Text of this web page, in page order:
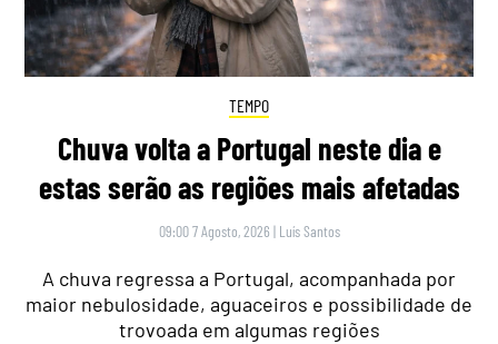
TEMPO
Chuva volta a Portugal neste dia e
estas serão as regiões mais afetadas
09:00 7 Agosto, 2026 | Luís Santos
A chuva regressa a Portugal, acompanhada por
maior nebulosidade, aguaceiros e possibilidade de
trovoada em algumas regiões